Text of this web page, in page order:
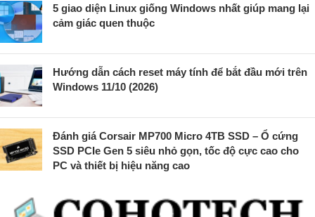
5 giao diện Linux giống Windows nhất giúp mang lại
cảm giác quen thuộc
Hướng dẫn cách reset máy tính để bắt đầu mới trên
Windows 11/10 (2026)
Đánh giá Corsair MP700 Micro 4TB SSD – Ổ cứng
SSD PCIe Gen 5 siêu nhỏ gọn, tốc độ cực cao cho
PC và thiết bị hiệu năng cao